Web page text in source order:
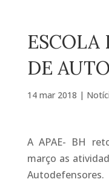
ESCOLA
DE
14 mar 2018 |
A APAE- BH
março as